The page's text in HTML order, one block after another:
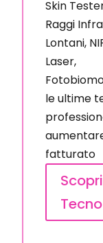
Skin
Raggi
Lontani,
Laser,
le ultime
fatturato